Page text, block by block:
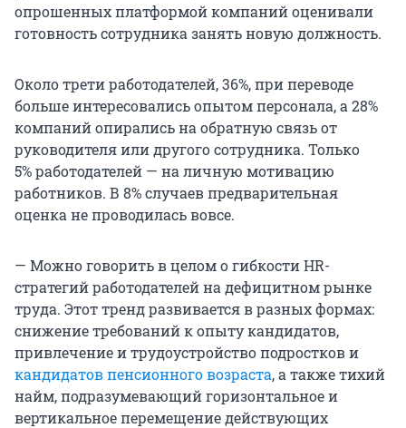
опрошенных платформой компаний оценивали
готовность сотрудника занять новую должность.
Около трети работодателей, 36%, при переводе
больше интересовались опытом персонала, а 28%
компаний опирались на обратную связь от
руководителя или другого сотрудника. Только
5% работодателей — на личную мотивацию
работников. В 8% случаев предварительная
оценка не проводилась вовсе.
— Можно говорить в целом о гибкости HR-
стратегий работодателей на дефицитном рынке
труда. Этот тренд развивается в разных формах:
снижение требований к опыту кандидатов,
привлечение и трудоустройство подростков и
кандидатов пенсионного возраста, а также тихий
найм, подразумевающий горизонтальное и
вертикальное перемещение действующих